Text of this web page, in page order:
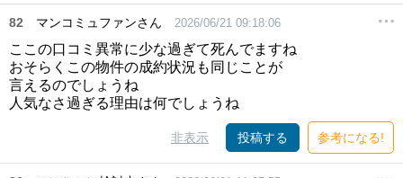
82 マンコミュファンさん 2026/06/21 09:18:06
ここの口コミ異常に少な過ぎて死んでますね
おそらくこの物件の成約状況も同じことが
言えるのでしょうね
人気なさ過ぎる理由は何でしょうね
非表示 投稿する 参考になる!